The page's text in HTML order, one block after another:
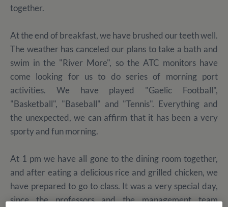
together.
At the end of breakfast, we have brushed our teeth well.
The weather has canceled our plans to take a bath and
swim in the "River More", so the ATC monitors have
come looking for us to do series of morning port
activities. We have played "Gaelic Football",
"Basketball", "Baseball" and "Tennis". Everything and
the unexpected, we can affirm that it has been a very
sporty and fun morning.
At 1 pm we have all gone to the dining room together,
and after eating a delicious rice and grilled chicken, we
have prepared to go to class. It was a very special day,
since the professors and the management team